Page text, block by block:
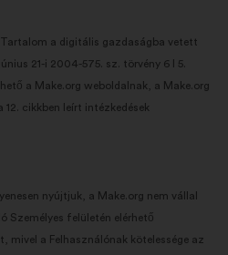
a digitális gazdaságba vetett
21-i 2004-575. sz. törvény 6 I 5.
a Make.org weboldalnak, a Make.org
cikkben leírt intézkedések
nyújtjuk, a Make.org nem vállal
Személyes felületén elérhető
mivel a Felhasználónak kötelessége az